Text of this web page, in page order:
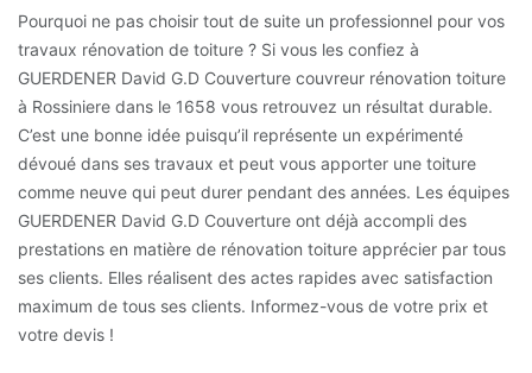
Pourquoi ne pas choisir tout de suite un professionnel pour vos
travaux rénovation de toiture ? Si vous les confiez à
GUERDENER David G.D Couverture couvreur rénovation toiture
à Rossiniere dans le 1658 vous retrouvez un résultat durable.
C’est une bonne idée puisqu’il représente un expérimenté
dévoué dans ses travaux et peut vous apporter une toiture
comme neuve qui peut durer pendant des années. Les équipes
GUERDENER David G.D Couverture ont déjà accompli des
prestations en matière de rénovation toiture apprécier par tous
ses clients. Elles réalisent des actes rapides avec satisfaction
maximum de tous ses clients. Informez-vous de votre prix et
votre devis !